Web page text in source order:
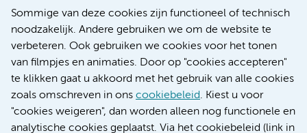
Sommige van deze cookies zijn functioneel of technisch
noodzakelijk. Andere gebruiken we om de website te
verbeteren. Ook gebruiken we cookies voor het tonen
van filmpjes en animaties. Door op "cookies accepteren"
te klikken gaat u akkoord met het gebruik van alle cookies
zoals omschreven in ons cookiebeleid. Kiest u voor
"cookies weigeren", dan worden alleen nog functionele en
analytische cookies geplaatst. Via het cookiebeleid (link in
Nieuws
Research
Educatie locatie AMC
Educatie locatie VUmc
Verwijzen & diagnostiek